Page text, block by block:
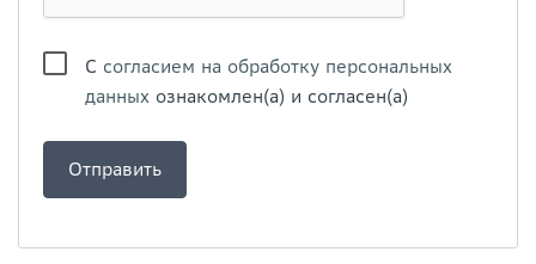
С согласием на обработку персональных
данных ознакомлен(а) и согласен(а)